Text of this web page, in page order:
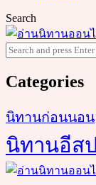
Search
Search
for:
Categories
นิทานก่อนนอน
นิทานอีสป